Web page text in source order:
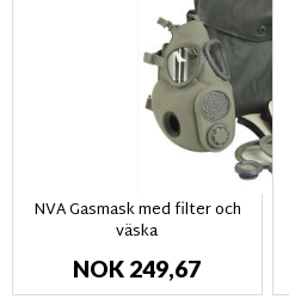
NVA Gasmask med filter och
väska
NOK 249,67